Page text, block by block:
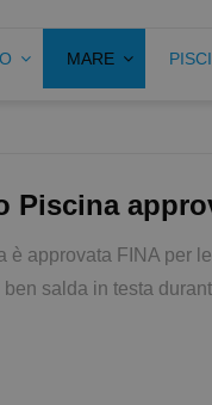
MARE
Piscina
è approvata FINA per
salda in testa